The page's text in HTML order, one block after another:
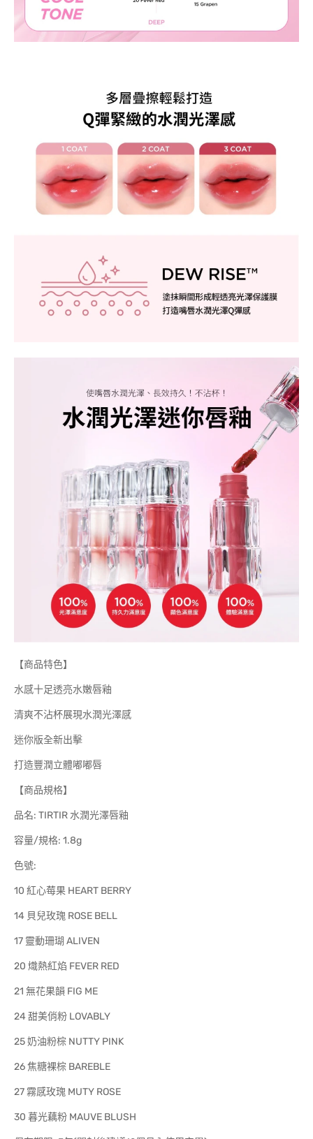
【商品特色】
水感十足透亮水嫩唇釉
清爽不沾杯展現水潤光澤感
迷你版全新出擊
打造豐潤立體嘟嘟唇
【商品規格】
品名: TIRTIR 水潤光澤唇釉
容量/規格: 1.8g
色號:
10 紅心莓果 HEART BERRY
14 貝兒玫瑰 ROSE BELL
17 靈動珊瑚 ALIVEN
20 熾熱紅焰 FEVER RED
21 無花果韻 FIG ME
24 甜美俏粉 LOVABLY
25 奶油粉棕 NUTTY PINK
26 焦糖裸棕 BAREBLE
27 霧感玫瑰 MUTY ROSE
30 暮光藕粉 MAUVE BLUSH